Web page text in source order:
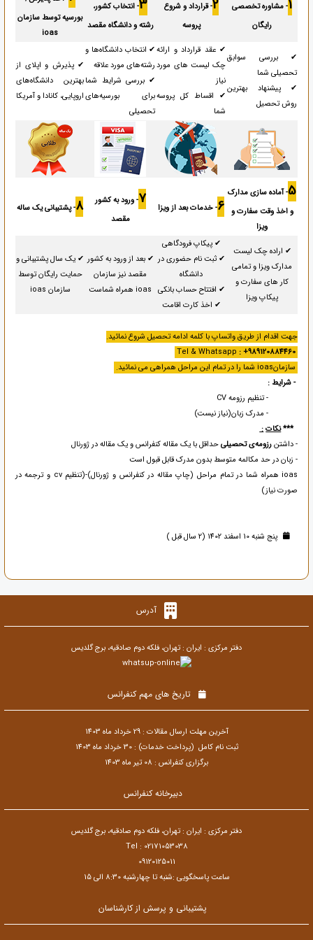
1- مشاوره تخصصی
رایگان
2- قرارداد و شروع
پروسه
3- انتخاب کشور،
رشته و دانشگاه مقصد
بورسیه توسط سازمان
ioas
✔ بررسی سوابق
تحصیلی شما
✔ پیشنهاد بهترین
روش تحصیل
✔ عقد قرارداد و ارائه
چک لیست های مورد
نیاز
✔ اقساط کل پروسه
شما
✔ انتخاب دانشگاه‌ها و
رشته‌های مورد علاقه
✔ بررسی شرایط شما
برای بورسیه‌های
تحصیلی
✔ پذیرش و اپلای از
بهترین دانشگاه‌های
اروپایی، کانادا و آمریکا
5- آماده سازی مدارک
و اخذ وقت سفارت و
ویزا
6- خدمات بعد از ویزا 7- ورود به کشور
مقصد
8- پشتیبانی یک ساله
✔ اراده چک لیست
مدارک ویزا و تمامی
کار های سفارت و
پیکاپ ویزا
✔ پیکاپ فرودگاهی
✔ ثبت نام حضوری در
دانشگاه
✔ افتتاح حساب بانکی
✔ اخذ کارت اقامت
✔ بعد از ورود به کشور
مقصد نیز سازمان
ioas همراه شماست
✔ یک سال پشتیبانی و
حمایت رایگان توسط
سازمان ioas
جهت اقدام از طریق واتساپ با کلمه ادامه تحصیل شروع نمائید.
: +989120884460
سازمانioas شما را در تمام این مراحل همراهی می نمائید.
- شرایط :
- تنظیم رزومه CV
- مدرک زبان(نیاز نیست)
***نکات:
- داشتنرزومه‌ی تحصیلیحداقل با یک مقاله کنفرانس و یک مقاله در ژورنال
- زبان در حد مکالمه متوسط بدون مدرک قابل قبول است
ioas همراه شما در تمام مراحل (چاپ مقاله در کنفرانس و ژورنال)-(تنظیم cv و ترجمه در
صورت نیاز)
پنج شنبه 10 اسفند 1402 (2 سال قبل )
آدرس
دفتر مرکزی : ایران : تهران، فلکه دوم صادقیه، برج گلدیس
تاریخ های مهم کنفرانس
آخرین مهلت ارسال مقالات : 29 خرداد ماه 1403
ثبت نام کامل (پرداخت خدمات) : 30 خرداد ماه 1403
برگزاری کنفرانس : 08 تیر ماه 1403
دبیرخانه کنفرانس
دفتر مرکزی : ایران : تهران، فلکه دوم صادقیه، برج گلدیس
Tel : 02171053038
09120125011
ساعت پاسخگویی :شنبه تا چهارشنبه 8:30 الی 15
پشتیبانی و پرسش از کارشناسان